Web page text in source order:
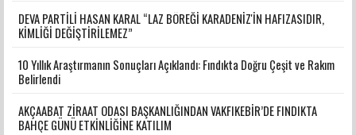
DEVA PARTİLİ HASAN KARAL “LAZ BÖREĞİ KARADENİZ'İN HAFIZASIDIR,
KİMLİĞİ DEĞİŞTİRİLEMEZ”
10 Yıllık Araştırmanın Sonuçları Açıklandı: Fındıkta Doğru Çeşit ve Rakım
Belirlendi
AKÇAABAT ZİRAAT ODASI BAŞKANLIĞINDAN VAKFIKEBİR’DE FINDIKTA
BAHÇE GÜNÜ ETKİNLİĞİNE KATILIM